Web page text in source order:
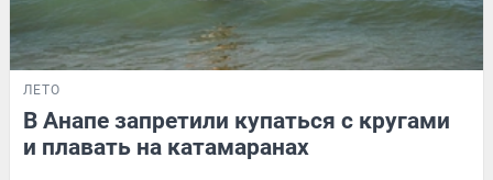
ЛЕТО
В Анапе запретили купаться с кругами
и плавать на катамаранах